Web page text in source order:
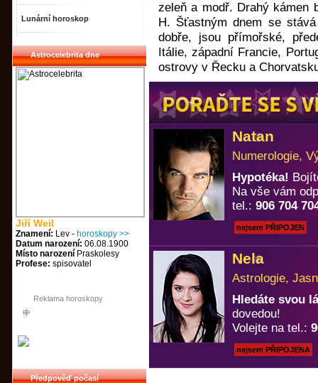
Lunární horoskop
Astrocelebrita dne
Jiří Weil
Znamení: Lev - horoskopy >>
Datum narození: 06.08.1900
Místo narození Praskolesy
Profese: spisovatel
Reklama horoskopy
Předpověď počasí
zeleň a modř. Drahý kámen
H. Šťastným dnem se
dobře, jsou přímořské,
Itálie, západní Francie,
ostrovy v Řecku a
Natan
Numerologie,
Hypotéka!
Na vše vám
tel.: 906 704
nejsem PŘIPOJEN
Nela
Astrologie,
Hledáte svou
dovedou!
Volejte na tel.:
nejsem PŘIPOJENA